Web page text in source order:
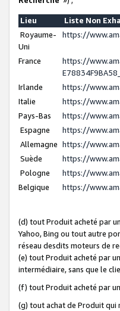
Lieu
Liste Non
Royaume-
Uni
https://
France
https://
Irlande
https://
Italie
https://
Pays-Bas
https://
Espagne
https://
Allemagne https://
Suède
https://
Pologne
https://
Belgique
https://
(d) tout Produit acheté par
Yahoo, Bing ou tout autre
réseau desdits moteurs de
(e) tout Produit acheté par
intermédiaire, sans que le
(f) tout Produit acheté par
(g) tout achat de Produit qui